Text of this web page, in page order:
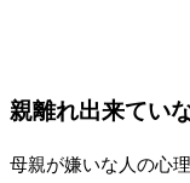
親離れ出来てい
母親が嫌いな人の心